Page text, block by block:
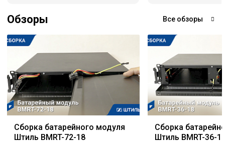
Обзоры Все обзоры
Сборка батарейного модуля
Штиль BMRT-72-18
Сборка
Штиль BMRT-36-